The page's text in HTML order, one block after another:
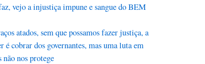
vejo a injustiça impune e sangue do BEM
atados, sem que possamos fazer justiça, a
é cobrar dos governantes, mas uma luta em
não nos protege